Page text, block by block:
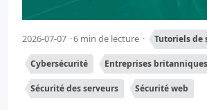
2026-07-07 6 min de lecture Tutoriels de
Cybersécurité Entreprises britanniques
Sécurité des serveurs Sécurité web